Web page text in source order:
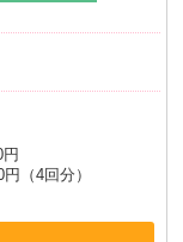
（4回分）